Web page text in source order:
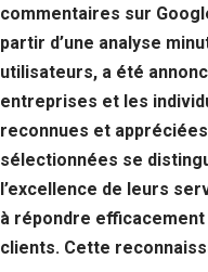
commentaires sur
partir d’une analyse
utilisateurs, a été
entreprises et les
reconnues et
sélectionnées se
l’excellence de leurs
à répondre
clients. Cette
site Web
aussi bien que
possible lors
de votre visite.
Si vous
refusez ces
cookies,
fonctionnalités
disparaîtront
du site Web.